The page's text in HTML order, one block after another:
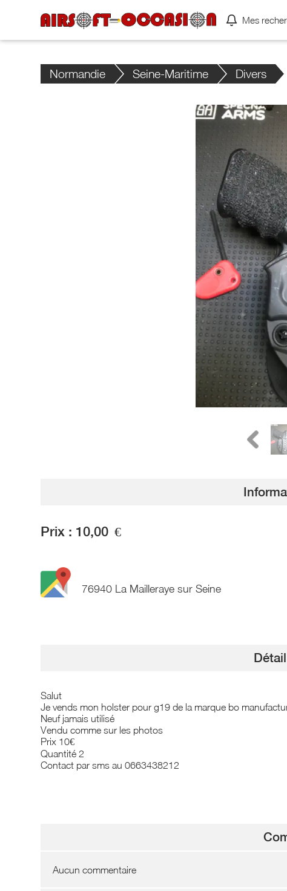
Mes
Normandie Seine-Maritime Divers
Prix : 10,00 €
76940 La Mailleraye sur Seine
Salut
Je vends mon holster pour g19 de la marque bo
Neuf jamais utilisé
Vendu comme sur les photos
Prix 10€
Quantité 2
Contact par sms au 0663438212
Aucun commentaire